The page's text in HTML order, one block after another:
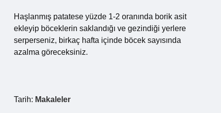
Haşlanmış patatese yüzde 1-2 oranında borik asit
ekleyip böceklerin saklandığı ve gezindiği yerlere
serperseniz, birkaç hafta içinde böcek sayısında
azalma göreceksiniz.
Tarih: Makaleler